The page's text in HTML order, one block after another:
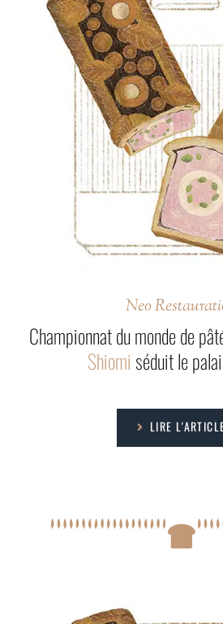
Neo
Championnat du monde de
Shiomi séduit le
LIRE